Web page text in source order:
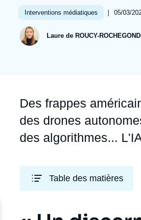
Partenariats et réseaux
Nous soutenir en tant que
Intelligence artificielle
Guerre en Ukraine
Interventions médiatiques | 05/03/
Laure de ROUCY-
Accroche
Des frappes
des drones
des algorithmes...
Table des matières